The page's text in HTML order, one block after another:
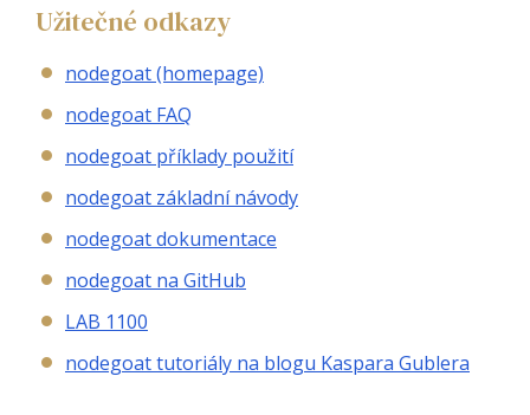
Užitečné odkazy
nodegoat (homepage)
nodegoat FAQ
nodegoat příklady použití
nodegoat základní návody
nodegoat dokumentace
nodegoat na GitHub
LAB 1100
nodegoat tutoriály na blogu Kaspara Gublera